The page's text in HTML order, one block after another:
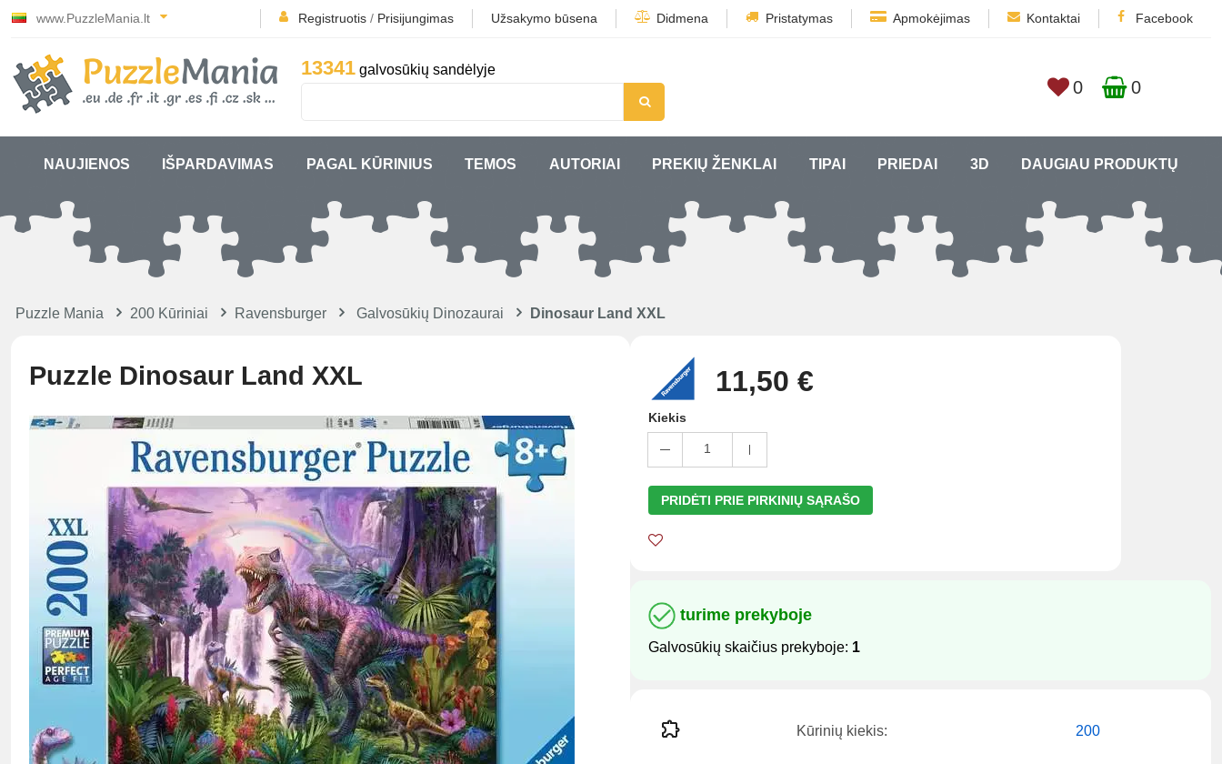
www.PuzzleMania.lt Registruotis / Prisijungimas Užsakymo būsena Didmena Pristatymas Apmokėjimas Kontaktai Facebook
13341 galvosūkių sandėlyje
0 0
NAUJIENOS IŠPARDAVIMAS PAGAL KŪRINIUS TEMOS AUTORIAI PREKIŲ ŽENKLAI TIPAI PRIEDAI 3D DAUGIAU PRODUKTŲ
Puzzle Mania 200 Kūriniai Ravensburger Galvosūkių Dinozaurai Dinosaur Land XXL
Puzzle Dinosaur Land XXL 11,50 €
Kiekis
1
PRIDĖTI PRIE PIRKINIŲ SĄRAŠO
turime prekyboje
Galvosūkių skaičius prekyboje: 1
Kūrinių kiekis: 200